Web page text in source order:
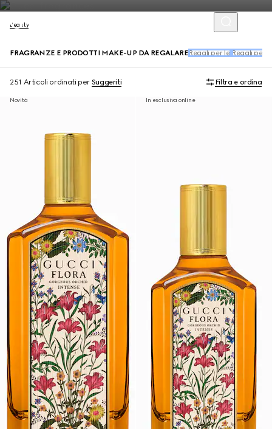
Beauty
FRAGRANZE E PRODOTTI MAKE-UP DA REGALARE Regali per lei Regali per
251 Articoli ordinati per Suggeriti Filtra e ordina
Novità In esclusiva online